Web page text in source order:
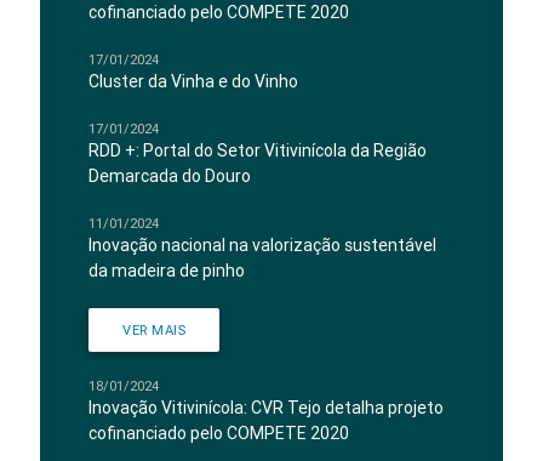
cofinanciado pelo COMPETE 2020
17/01/2024
Cluster da Vinha e do Vinho
17/01/2024
RDD +: Portal do Setor Vitivinícola da Região
Demarcada do Douro
11/01/2024
Inovação nacional na valorização sustentável
da madeira de pinho
VER MAIS
18/01/2024
Inovação Vitivinícola: CVR Tejo detalha projeto
cofinanciado pelo COMPETE 2020